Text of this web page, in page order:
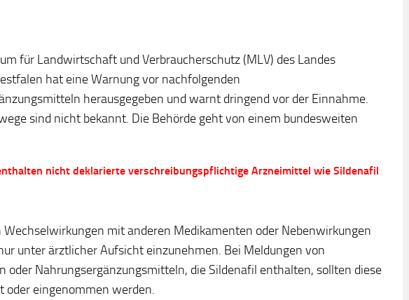
für Landwirtschaft und Verbraucherschutz (MLV) des Landes
hat eine Warnung vor nachfolgenden
herausgegeben und warnt dringend vor der Einnahme.
sind nicht bekannt. Die Behörde geht von einem bundesweiten
nicht deklarierte verschreibungspflichtige Arzneimittel wie Sildenafil
Wechselwirkungen mit anderen Medikamenten oder Nebenwirkungen
unter ärztlicher Aufsicht einzunehmen. Bei Meldungen von
oder Nahrungsergänzungsmitteln, die Sildenafil enthalten, sollten diese
oder eingenommen werden.